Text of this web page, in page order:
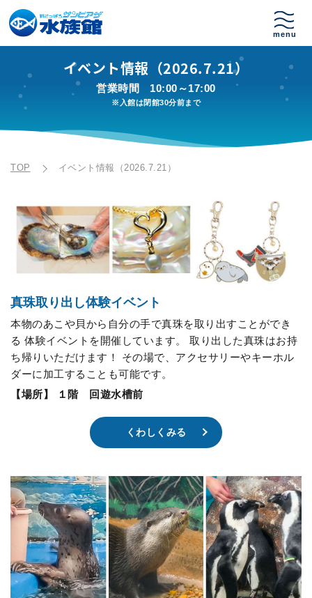
イベント情報（2026.7.21）
営業時間 10:00～17:00
※入館は閉館30分前まで
TOP イベント情報（2026.7.21）
真珠取り出し体験イベント
本物のあこや貝から自分の手で真珠を取り出すことができ
る 体験イベントを開催しています。 取り出した真珠はお持
ち帰りいただけます！ その場で、アクセサリーやキーホル
ダーに加工することも可能です。
【場所】 １階 回遊水槽前
くわしくみる